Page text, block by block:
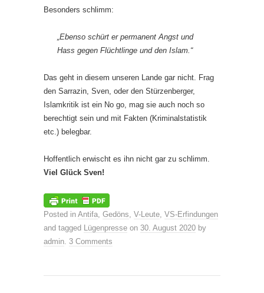
Besonders schlimm:
„Ebenso schürt er permanent Angst und
Hass gegen Flüchtlinge und den Islam.“
Das geht in diesem unseren Lande gar nicht. Frag
den Sarrazin, Sven, oder den Stürzenberger,
Islamkritik ist ein No go, mag sie auch noch so
berechtigt sein und mit Fakten (Kriminalstatistik
etc.) belegbar.
Hoffentlich erwischt es ihn nicht gar zu schlimm.
Viel Glück Sven!
Posted in Antifa Gedöns V-Leute VS-Erfindungen
and tagged
Lügenpresse on 30. August 2020 by
admin 3 Comments